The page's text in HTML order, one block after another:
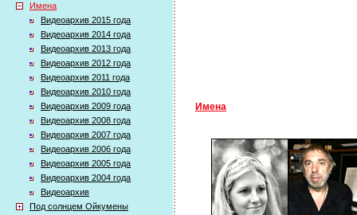
Имена
Видеоархив 2015 года
Видеоархив 2014 года
Видеоархив 2013 года
Видеоархив 2012 года
Видеоархив 2011 года
Видеоархив 2010 года
Видеоархив 2009 года
Видеоархив 2008 года
Видеоархив 2007 года
Видеоархив 2006 года
Видеоархив 2005 года
Видеоархив 2004 года
Видеоархив
Под солнцем Ойкумены
Имена